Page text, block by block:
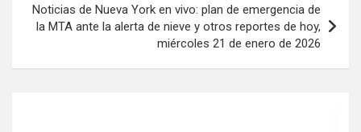
Noticias de Nueva York en vivo: plan de emergencia de
la MTA ante la alerta de nieve y otros reportes de hoy,
miércoles 21 de enero de 2026